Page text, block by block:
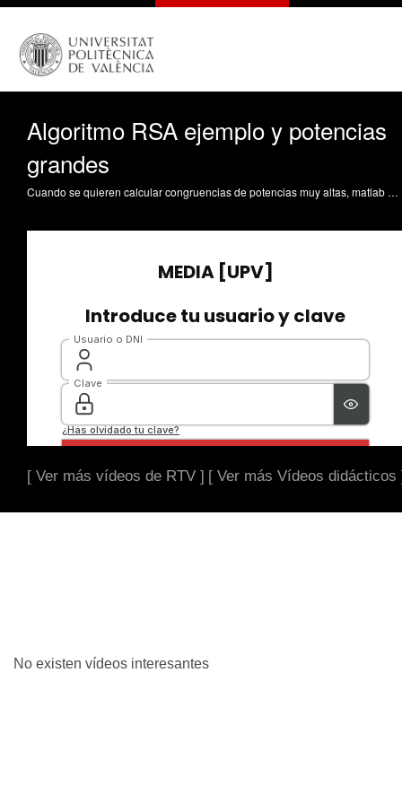
Algoritmo RSA ejemplo y potencias
grandes
Cuando se quieren calcular congruencias de potencias muy altas, matlab presenta problemas no pudiendo hacer la operación de forma directa. La idea es descomponer esa potencia como producto de potencias cuyos exponentes sean a su vez potencias de 2, y gracias a la aritmética modular, poder calcular el valor de la congruencia. Agud Albesa, L. (2020). Algoritmo RSA ejemplo y potencias grandes. https://riunet.upv.es/handle/10251/139473 DER
[ Ver más vídeos de RTV ] [ Ver más Vídeos didácticos
No existen vídeos interesantes